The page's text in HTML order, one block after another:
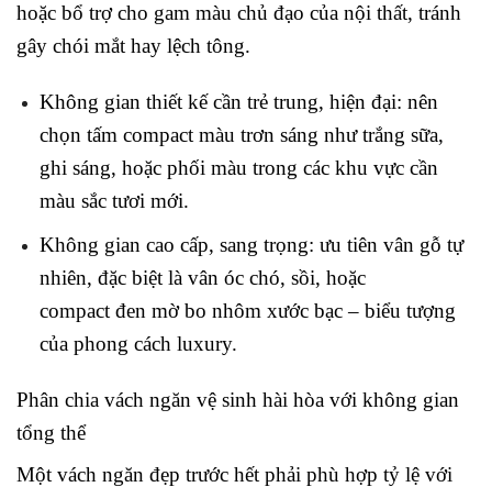
hoặc bổ trợ cho gam màu chủ đạo của nội thất, tránh
gây chói mắt hay lệch tông.
Không gian thiết kế cần trẻ trung, hiện đại: nên
chọn tấm compact màu trơn sáng như trắng sữa,
ghi sáng, hoặc phối màu trong các khu vực cần
màu sắc tươi mới.
Không gian cao cấp, sang trọng: ưu tiên vân gỗ tự
nhiên, đặc biệt là vân óc chó, sồi, hoặc
compact đen mờ bo nhôm xước bạc – biểu tượng
của phong cách luxury.
Phân chia vách ngăn vệ sinh hài hòa với không gian
tổng thể
Một vách ngăn đẹp trước hết phải phù hợp tỷ lệ với